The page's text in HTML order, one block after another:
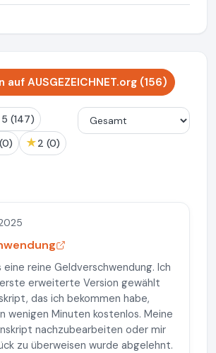
AUSGEZEICHNET.org (156)
5 (147)
3 (0) ★ 2 (0)
eine reine Geldverschwendung. Ich
erweiterte Version gewählt
das ich bekommen habe,
wenigen Minuten kostenlos. Meine
nachzubearbeiten oder mir
zu überweisen wurde abgelehnt.